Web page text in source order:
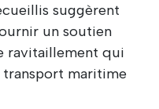
suggèrent
un soutien
ravitaillement qui
transport maritime